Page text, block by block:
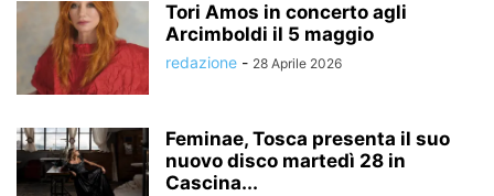
Tori Amos in concerto agli
Arcimboldi il 5 maggio
redazione - 28 Aprile 2026
Feminae, Tosca presenta il suo
nuovo disco martedì 28 in
Cascina...